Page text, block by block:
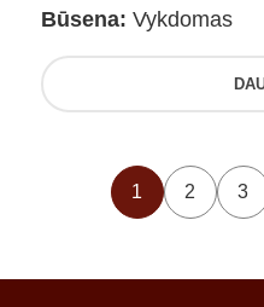
Būsena: Vykdomas
1 2 3